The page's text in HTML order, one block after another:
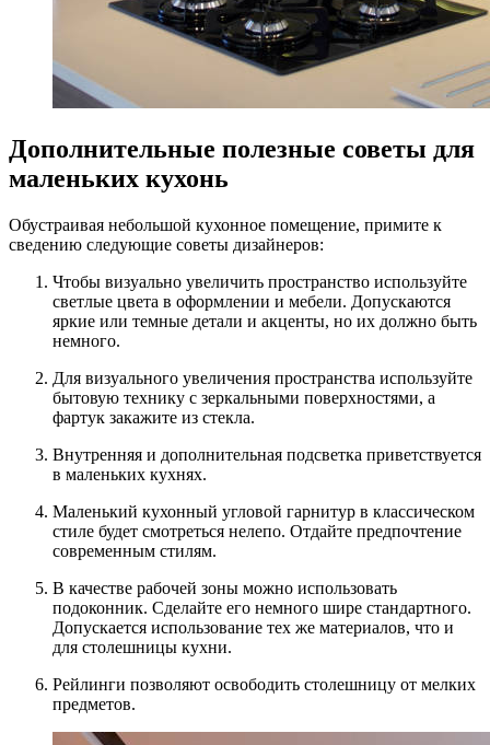
Дополнительные полезные советы для
маленьких кухонь
Обустраивая небольшой кухонное помещение, примите к
сведению следующие советы дизайнеров:
Чтобы визуально увеличить пространство используйте
светлые цвета в оформлении и мебели. Допускаются
яркие или темные детали и акценты, но их должно быть
немного.
Для визуального увеличения пространства используйте
бытовую технику с зеркальными поверхностями, а
фартук закажите из стекла.
Внутренняя и дополнительная подсветка приветствуется
в маленьких кухнях.
Маленький кухонный угловой гарнитур в классическом
стиле будет смотреться нелепо. Отдайте предпочтение
современным стилям.
В качестве рабочей зоны можно использовать
подоконник. Сделайте его немного шире стандартного.
Допускается использование тех же материалов, что и
для столешницы кухни.
Рейлинги позволяют освободить столешницу от мелких
предметов.